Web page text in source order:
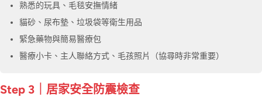
熟悉的玩具、毛毯安撫情緒
貓砂、尿布墊、垃圾袋等衛生用品
緊急藥物與簡易醫療包
醫療小卡、主人聯絡方式、毛孩照片（協尋時非常重要）
Step 3｜居家安全防震檢查